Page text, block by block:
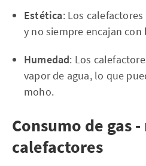
Estética: Los
y no siempre encajan con
Humedad: Los
vapor de agua, lo que
moho.
Consumo de gas
calefactores